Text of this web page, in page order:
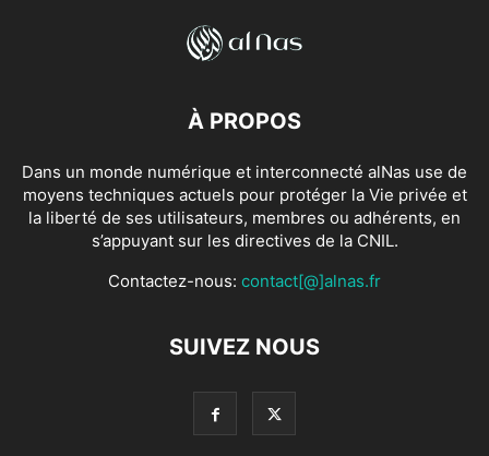
À PROPOS
Dans un monde numérique et interconnecté alNas use de
moyens techniques actuels pour protéger la Vie privée et
la liberté de ses utilisateurs, membres ou adhérents, en
s’appuyant sur les directives de la CNIL.
Contactez-nous: contact[@]alnas.fr
SUIVEZ NOUS